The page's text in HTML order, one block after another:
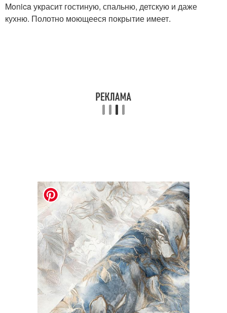
Monica украсит гостиную, спальню, детскую и даже
кухню. Полотно моющееся покрытие имеет.